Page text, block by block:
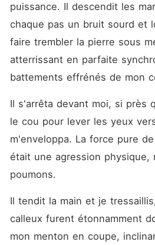
puissance. Il descendit les
chaque pas un bruit sourd et
faire trembler la pierre sous
atterrissant en parfaite
battements effrénés de mon
Il s'arrêta devant moi, si près
le cou pour lever les yeux
m'enveloppa. La force pure
était une agression physique,
poumons.
Il tendit la main et je
calleux furent étonnamment
mon menton en coupe,